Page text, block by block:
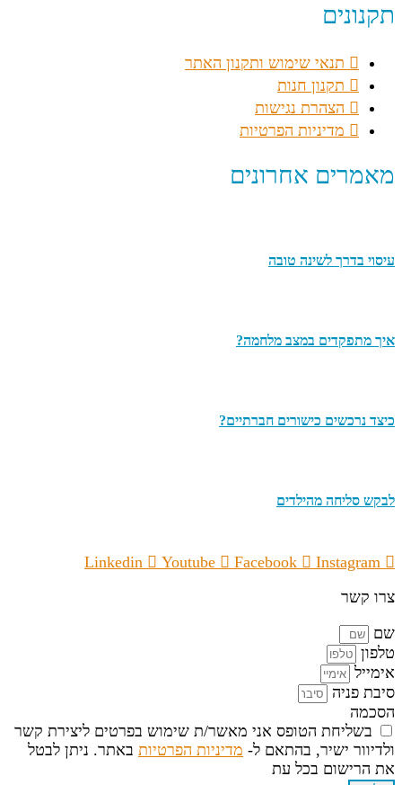
תקנונים
תנאי שימוש ותקנון האתר
תקנון חנות
הצהרת נגישות
מדיניות הפרטיות
מאמרים אחרונים
עיסוי בדרך לשינה טובה
איך מתפקדים במצב מלחמה?
כיצד נרכשים כישורים חברתיים?
לבקש סליחה מהילדים
Linkedin Youtube Facebook
Instagram
צרו קשר
שם
טלפון
אימייל
סיבת פניה
הסכמה
בשליחת הטופס אני מאשר/ת שימוש בפרטים ליצירת קשר
ולדיוור ישיר, בהתאם ל- מדיניות הפרטיות באתר. ניתן לבטל
את הרישום בכל עת